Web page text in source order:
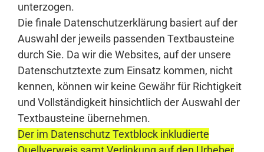
unterzogen.
Die finale Datenschutzerklärung basiert auf der
Auswahl der jeweils passenden Textbausteine
durch Sie. Da wir die Websites, auf der unsere
Datenschutztexte zum Einsatz kommen, nicht
kennen, können wir keine Gewähr für Richtigkeit
und Vollständigkeit hinsichtlich der Auswahl der
Textbausteine übernehmen.
Der im Datenschutz Textblock inkludierte